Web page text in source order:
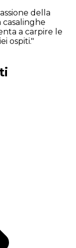
della
casalinghe
a carpire le
ospiti."